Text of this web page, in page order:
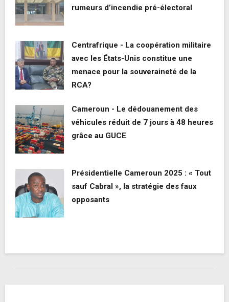
rumeurs d’incendie pré-électoral
Centrafrique - La coopération militaire
avec les États-Unis constitue une
menace pour la souveraineté de la
RCA?
Cameroun - Le dédouanement des
véhicules réduit de 7 jours à 48 heures
grâce au GUCE
Présidentielle Cameroun 2025 : « Tout
sauf Cabral », la stratégie des faux
opposants